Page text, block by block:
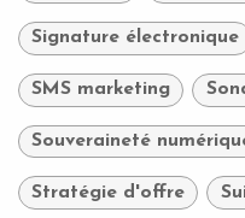
Signature électronique
SMS marketing
Souveraineté
Stratégie d'offre